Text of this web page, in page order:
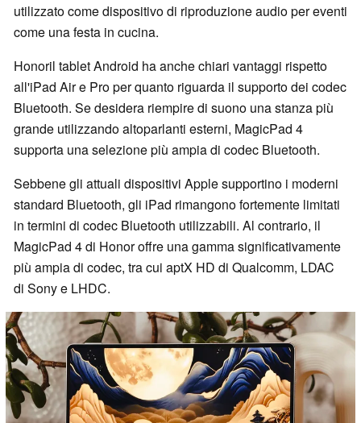
utilizzato come dispositivo di riproduzione audio per eventi
come una festa in cucina.
Honoril tablet Android ha anche chiari vantaggi rispetto
all'iPad Air e Pro per quanto riguarda il supporto dei codec
Bluetooth. Se desidera riempire di suono una stanza più
grande utilizzando altoparlanti esterni, MagicPad 4
supporta una selezione più ampia di codec Bluetooth.
Sebbene gli attuali dispositivi Apple supportino i moderni
standard Bluetooth, gli iPad rimangono fortemente limitati
in termini di codec Bluetooth utilizzabili. Al contrario, il
MagicPad 4 di Honor offre una gamma significativamente
più ampia di codec, tra cui aptX HD di Qualcomm, LDAC
di Sony e LHDC.